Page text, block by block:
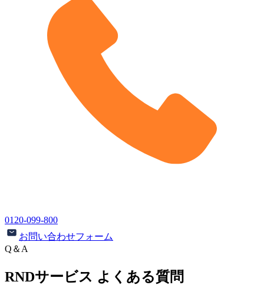
0120-099-800
お問い合わせフォーム
Q＆A
RNDサービス よくある質問